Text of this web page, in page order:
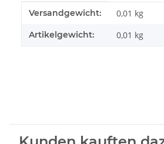
Produkteigenschaft
Wert
Versandgewicht: 0,01 kg
Artikelgewicht: 0,01 kg